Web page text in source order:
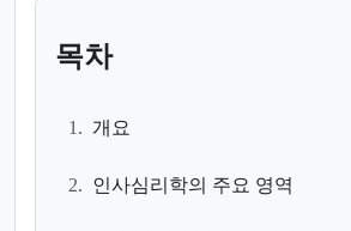
목차
1. 개요
2. 인사심리학의 주요 영역